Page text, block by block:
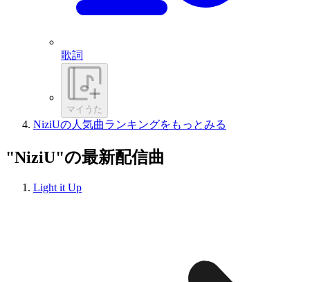
歌詞
マイうた
NiziUの人気曲ランキングをもっとみる
"NiziU"の最新配信曲
Light it Up